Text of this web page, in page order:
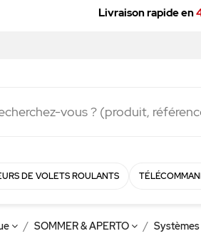
Livraison rapide en
DE VOLETS ROULANTS
SOMMER & APERTO